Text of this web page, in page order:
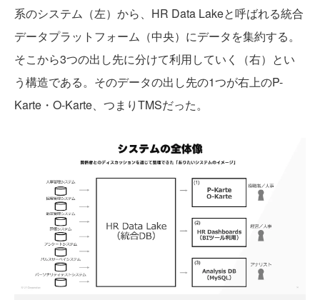
系のシステム（左）から、HR Data Lakeと呼ばれる統合
データプラットフォーム（中央）にデータを集約する。
そこから3つの出し先に分けて利用していく（右）とい
う構造である。そのデータの出し先の1つが右上のP-
Karte・O-Karte、つまりTMSだった。